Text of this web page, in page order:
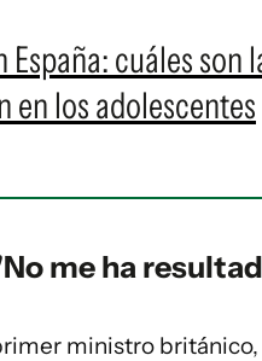
España: cuáles
en los adolescentes
me ha
ministro británico,